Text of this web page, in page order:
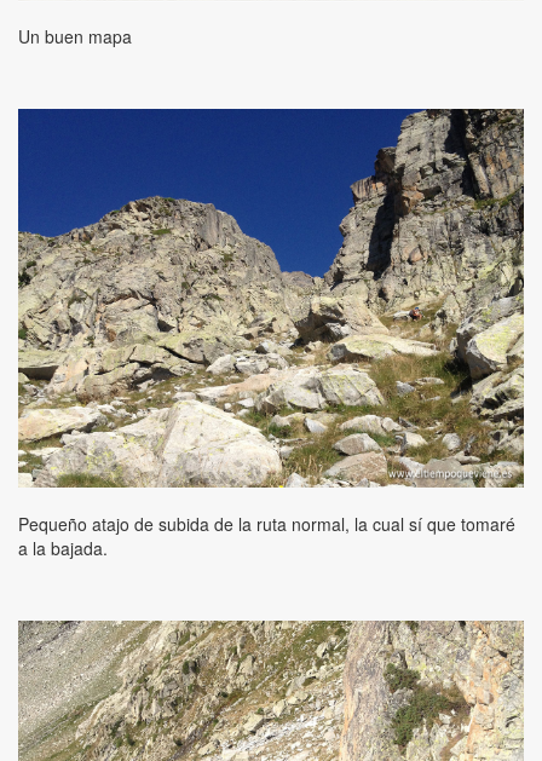
Un buen mapa
Pequeño atajo de subida de la ruta normal, la cual sí que tomaré
a la bajada.